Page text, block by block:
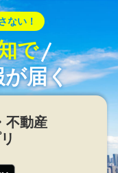
ない！
で
が届く
不動産